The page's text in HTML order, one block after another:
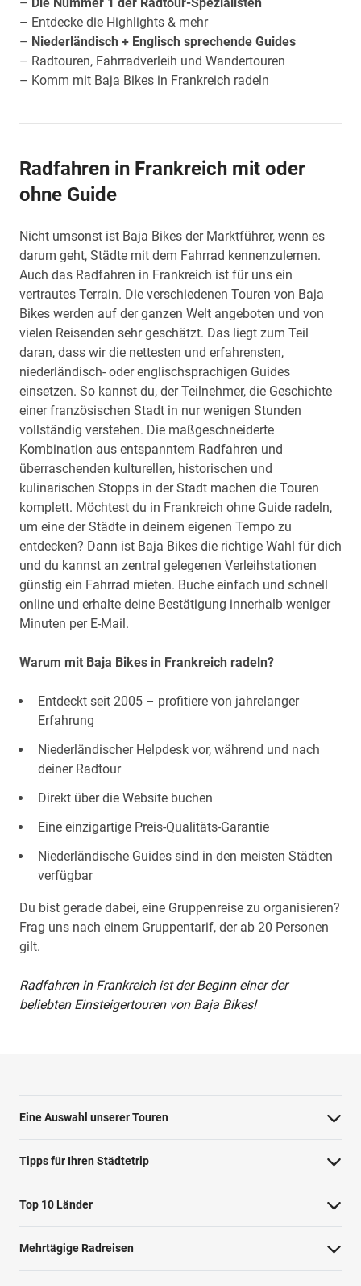
– Entdecke die Highlights & mehr
– Niederländisch + Englisch sprechende Guides
– Radtouren, Fahrradverleih und Wandertouren
– Komm mit Baja Bikes in Frankreich radeln
Radfahren in Frankreich mit oder
ohne Guide
Nicht umsonst ist Baja Bikes der Marktführer, wenn es
darum geht, Städte mit dem Fahrrad kennenzulernen.
Auch das Radfahren in Frankreich ist für uns ein
vertrautes Terrain. Die verschiedenen Touren von Baja
Bikes werden auf der ganzen Welt angeboten und von
vielen Reisenden sehr geschätzt. Das liegt zum Teil
daran, dass wir die nettesten und erfahrensten,
niederländisch- oder englischsprachigen Guides
einsetzen. So kannst du, der Teilnehmer, die Geschichte
einer französischen Stadt in nur wenigen Stunden
vollständig verstehen. Die maßgeschneiderte
Kombination aus entspanntem Radfahren und
überraschenden kulturellen, historischen und
kulinarischen Stopps in der Stadt machen die Touren
komplett. Möchtest du in Frankreich ohne Guide radeln,
um eine der Städte in deinem eigenen Tempo zu
entdecken? Dann ist Baja Bikes die richtige Wahl für dich
und du kannst an zentral gelegenen Verleihstationen
günstig ein Fahrrad mieten. Buche einfach und schnell
online und erhalte deine Bestätigung innerhalb weniger
Minuten per E-Mail.
Warum mit Baja Bikes in Frankreich radeln?
Entdeckt seit 2005 – profitiere von jahrelanger
Erfahrung
Niederländischer Helpdesk vor, während und nach
deiner Radtour
Direkt über die Website buchen
Eine einzigartige Preis-Qualitäts-Garantie
Niederländische Guides sind in den meisten Städten
verfügbar
Du bist gerade dabei, eine Gruppenreise zu organisieren?
Frag uns nach einem Gruppentarif, der ab 20 Personen
gilt.
Radfahren in Frankreich ist der Beginn einer der
beliebten Einsteigertouren von Baja Bikes!
Eine Auswahl unserer Touren
Barcelona Highlights Tour
Berlin Highlights Tour
Highlights von Paris
Private Tour Tallinn
Rom mit dem Fahrrad
Tipps für Ihren Städtetrip
Strände bei Athen
Barcelonas Stadtteile
Nahverkehr in Dublin
Top 10 Länder
Niederlande
Deutschland
Mehrtägige Radreisen